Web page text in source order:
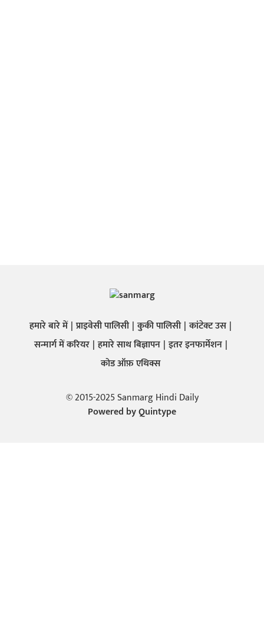
हमारे बारे में प्राइवेसी पालिसी कुकी पालिसी कांटेक्ट उस
सन्मार्ग में करियर हमारे साथ बिज्ञापन इतर इनफार्मेशन
कोड ऑफ़ एथिक्स
© 2015-2025 Sanmarg Hindi Daily
Powered byQuintype